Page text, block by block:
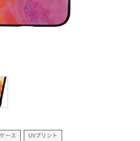
ース UVプリント